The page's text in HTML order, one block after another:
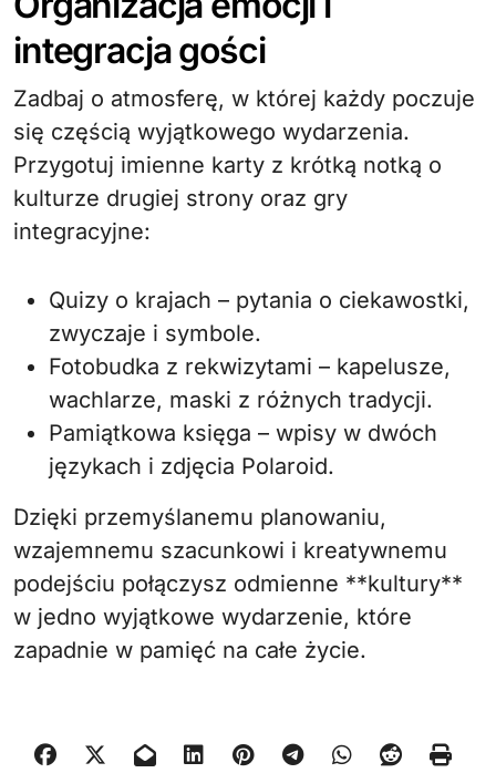
integracja gości
Zadbaj o atmosferę, w której każdy poczuje
się częścią wyjątkowego wydarzenia.
Przygotuj imienne karty z krótką notką o
kulturze drugiej strony oraz gry
integracyjne:
Quizy o krajach – pytania o ciekawostki,
zwyczaje i symbole.
Fotobudka z rekwizytami – kapelusze,
wachlarze, maski z różnych tradycji.
Pamiątkowa księga – wpisy w dwóch
językach i zdjęcia Polaroid.
Dzięki przemyślanemu planowaniu,
wzajemnemu szacunkowi i kreatywnemu
podejściu połączysz odmienne **kultury**
w jedno wyjątkowe wydarzenie, które
zapadnie w pamięć na całe życie.